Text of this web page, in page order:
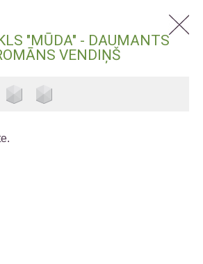
"MŪDA" - DAUMANTS
VENDIŅŠ